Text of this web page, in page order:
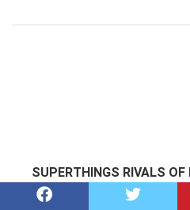
SUPERTHINGS RIVALS
Estación de Policía